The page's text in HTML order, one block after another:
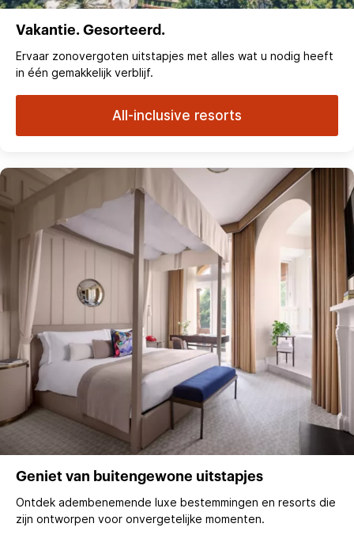
Vakantie. Gesorteerd.
Ervaar zonovergoten uitstapjes met alles wat u nodig heeft
in één gemakkelijk verblijf.
All-inclusive resorts
Geniet van buitengewone uitstapjes
Ontdek adembenemende luxe bestemmingen en resorts die
zijn ontworpen voor onvergetelijke momenten.